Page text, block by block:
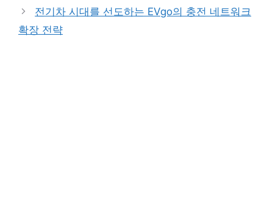
전기차 시대를 선도하는 EVgo의 충전 네트워크
확장 전략